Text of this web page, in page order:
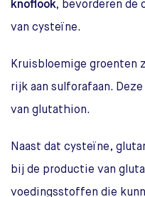
knoflook, bevorderen de
van cysteïne.
Kruisbloemige groenten
rijk aan sulforafaan.
van glutathion.
Naast dat cysteïne,
bij de productie van
voedingsstoffen die